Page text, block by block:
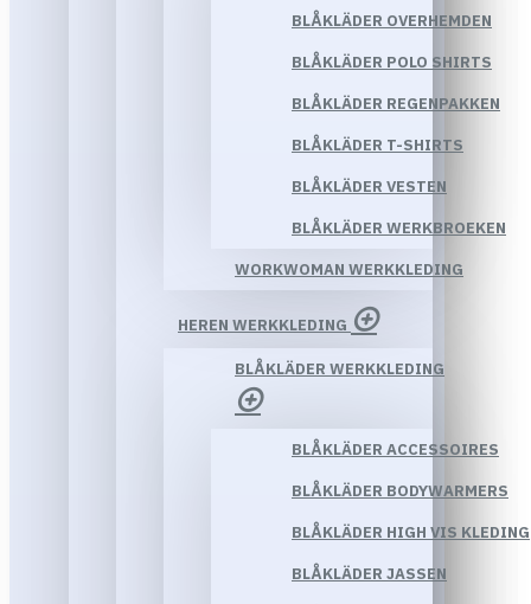
BLÅKLÄDER OVERHEMDEN
BLÅKLÄDER POLO SHIRTS
BLÅKLÄDER REGENPAKKEN
BLÅKLÄDER T-SHIRTS
BLÅKLÄDER VESTEN
BLÅKLÄDER WERKBROEKEN
WORKWOMAN WERKKLEDING
HEREN WERKKLEDING
BLÅKLÄDER WERKKLEDING
BLÅKLÄDER ACCESSOIRES
BLÅKLÄDER BODYWARMERS
BLÅKLÄDER HIGH VIS KLEDING
BLÅKLÄDER JASSEN